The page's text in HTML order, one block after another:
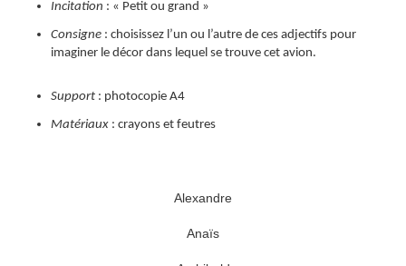
Incitation : « Petit ou grand »
Consigne : choisissez l’un ou l’autre de ces adjectifs pour
imaginer le décor dans lequel se trouve cet avion.
Support : photocopie A4
Matériaux : crayons et feutres
Alexandre
Anaïs